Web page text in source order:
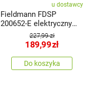
u dostawcy
Fieldmann FDSP
200652-E elektryczny
pistolet natryskowy
227,99 zł
189,99zł
Do koszyka